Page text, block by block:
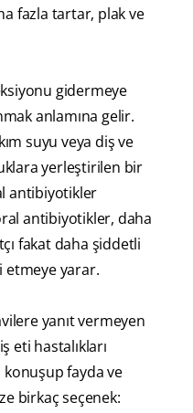
fazla tartar, plak ve
gidermeye
anlamına gelir.
suyu veya diş ve
yerleştirilen bir
antibiyotikler
antibiyotikler, daha
fakat daha şiddetli
etmeye yarar.
yanıt vermeyen
eti hastalıkları
konuşup fayda ve
birkaç seçenek: